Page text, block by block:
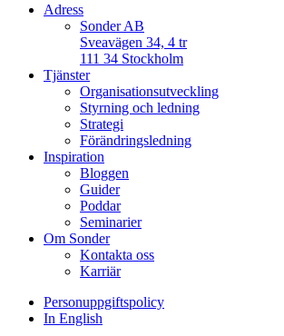
Adress
Sonder AB
Sveavägen 34, 4 tr
111 34 Stockholm
Tjänster
Organisationsutveckling
Styrning och ledning
Strategi
Förändringsledning
Inspiration
Bloggen
Guider
Poddar
Seminarier
Om Sonder
Kontakta oss
Karriär
Personuppgifts­policy
In English